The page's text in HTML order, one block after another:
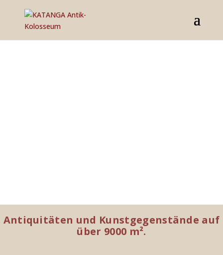
Antiquitäten und Kunstgegenstände auf
über 9000 m².